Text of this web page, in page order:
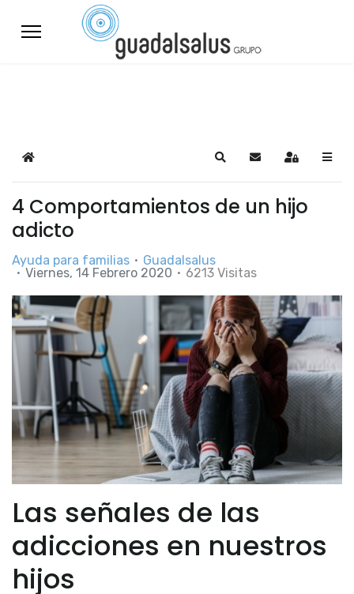
Home SearchSuscribirse a las
Sign In
4 Comportamientos de un hijo
adicto
Ayuda para familias
Guadalsalus
Viernes, 14 Febrero 2020
6213 Visitas
Las señales de las
adicciones en nuestros
hijos